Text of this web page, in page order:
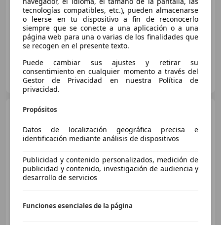
Buen precio
09/2014 163.000 km Gasolina 77 kW (105 CV)
AUTOMARKET Durango
ES-48215 IURRETA
€ 5.300
Buen precio
tecnologías compatibles, etc.), pueden almacenarse
o leerse en tu dispositivo a fin de reconocerlo
siempre que se conecte a una aplicación o a una
página web para una o varias de los finalidades que
se recogen en el presente texto.
Puede cambiar sus ajustes y retirar su
consentimiento en cualquier momento a través del
Gestor de Privacidad en nuestra Política de
privacidad.
Propósitos
Datos de localización geográfica precisa e
identificación mediante análisis de dispositivos
Publicidad y contenido personalizados, medición de
publicidad y contenido, investigación de audiencia y
desarrollo de servicios
Funciones esenciales de la página